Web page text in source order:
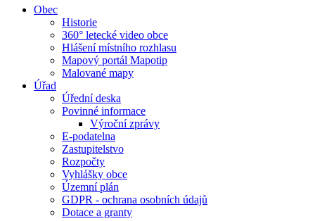
Obec
Historie
360° letecké video obce
Hlášení místního rozhlasu
Mapový portál Mapotip
Malované mapy
Úřad
Úřední deska
Povinné informace
Výroční zprávy
E-podatelna
Zastupitelstvo
Rozpočty
Vyhlášky obce
Územní plán
GDPR - ochrana osobních údajů
Dotace a granty